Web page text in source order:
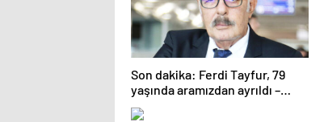
Son dakika: Ferdi Tayfur, 79
yaşında aramızdan ayrıldı –
Magazin haberleri